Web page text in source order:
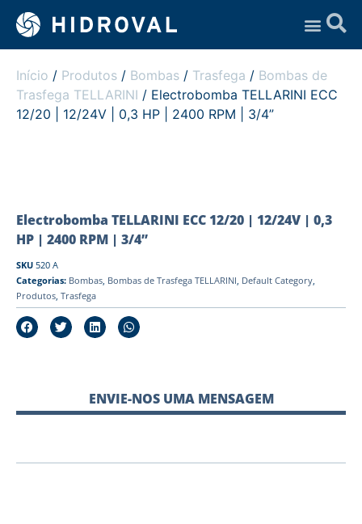
Início / Produtos / Bombas / Trasfega / Bombas de
Trasfega TELLARINI / Electrobomba TELLARINI ECC
12/20 | 12/24V | 0,3 HP | 2400 RPM | 3/4”
Electrobomba TELLARINI ECC 12/20 | 12/24V | 0,3
HP | 2400 RPM | 3/4”
SKU 520 A
Categorias: Bombas, Bombas de Trasfega TELLARINI, Default Category,
Produtos, Trasfega
ENVIE-NOS UMA MENSAGEM